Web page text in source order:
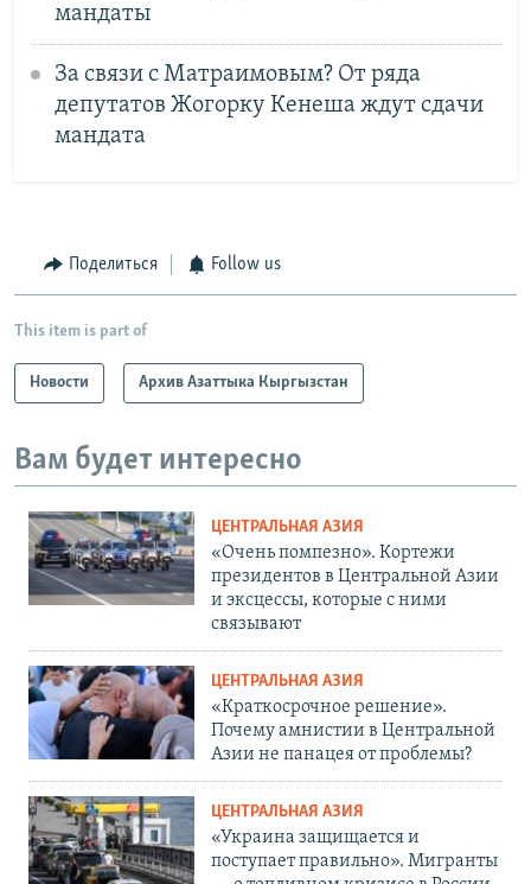
мандаты
За связи с Матраимовым? От ряда
депутатов Жогорку Кенеша ждут сдачи
мандата
Поделиться Follow us
This item is part of
Новости Архив Азаттыка Кыргызстан
Вам будет интересно
ЦЕНТРАЛЬНАЯ АЗИЯ
«Очень помпезно». Кортежи
президентов в Центральной Азии
и эксцессы, которые с ними
связывают
ЦЕНТРАЛЬНАЯ АЗИЯ
«Краткосрочное решение».
Почему амнистии в Центральной
Азии не панацея от проблемы?
ЦЕНТРАЛЬНАЯ АЗИЯ
«Украина защищается и
поступает правильно». Мигранты